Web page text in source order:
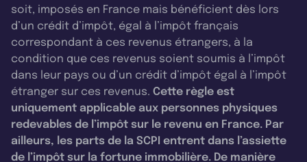
soit, imposés en France mais bénéficient dès lors
d’un crédit d’impôt, égal à l’impôt français
correspondant à ces revenus étrangers, à la
condition que ces revenus soient soumis à l’impôt
dans leur pays ou d’un crédit d’impôt égal à l’impôt
étranger sur ces revenus. Cette règle est
uniquement applicable aux personnes physiques
redevables de l’impôt sur le revenu en France. Par
ailleurs, les parts de la SCPI entrent dans l’assiette
de l’impôt sur la fortune immobilière. De manière